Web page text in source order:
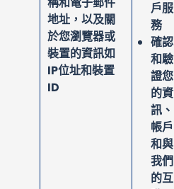
地址，以及關
於您瀏覽器或
裝置的資訊如
IP位址和裝置
ID
戶服
務
確認
和驗
證您
的資
訊、
帳戶
和與
我們
的互